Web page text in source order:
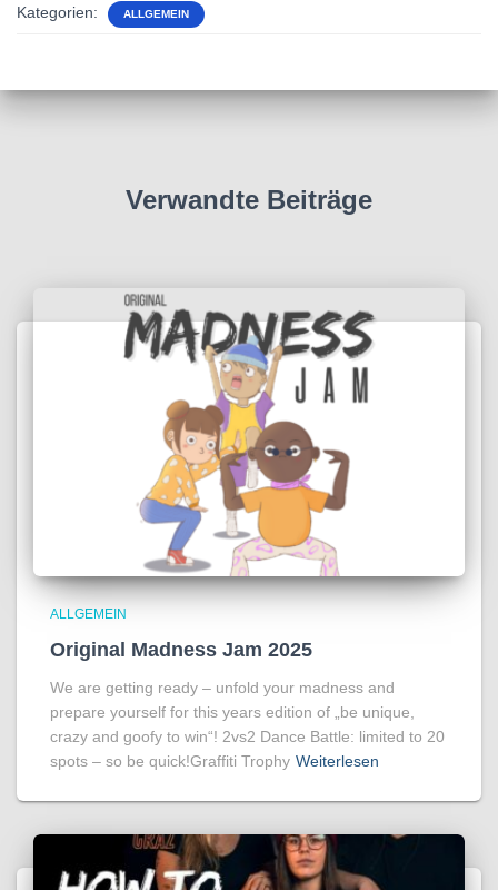
Kategorien: ALLGEMEIN
Verwandte Beiträge
ALLGEMEIN
Original Madness Jam 2025
We are getting ready – unfold your madness and
prepare yourself for this years edition of „be unique,
crazy and goofy to win“! 2vs2 Dance Battle: limited to 20
spots – so be quick!Graffiti Trophy Weiterlesen